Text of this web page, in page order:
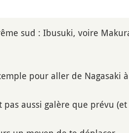
sud : Ibusuki, voire
pour aller de Nagasaki à
aussi galère que prévu